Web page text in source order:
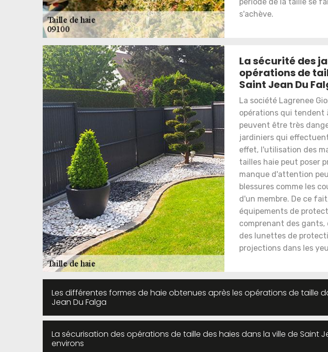
s'achève.
La sécurité des
opérations de
Saint Jean Du
La société Lagrenee
opérations qui tendent
peuvent être très
jardiniers qui
effet, l'utilisation des
tailles haie peut poser
manque d'attention
blessures comme les
d'un membre. De ce
équipements de
comprenant des gants,
des lunettes de
projections dans les
Les différentes formes de haie obtenues après les opérations de taille
Jean Du Falga
La sécurisation des opérations de taille des haies dans la ville de Saint
environs